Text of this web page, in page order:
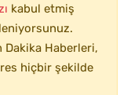
kabul etmiş
Dakika Haberleri,
hiçbir şekilde